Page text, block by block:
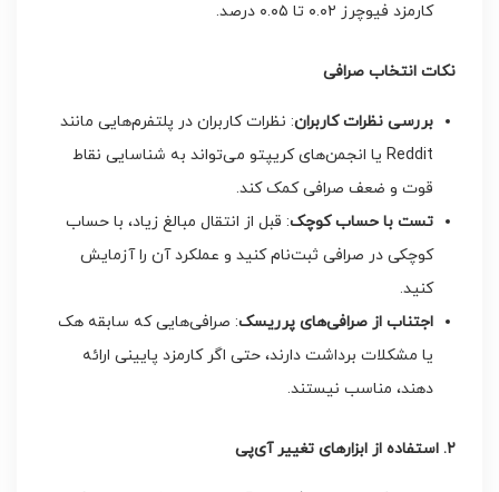
کارمزد فیوچرز ۰.۰۲ تا ۰.۰۵ درصد.
نکات انتخاب صرافی
بررسی نظرات کاربران: نظرات کاربران در پلتفرم‌هایی مانند
Reddit یا انجمن‌های کریپتو می‌تواند به شناسایی نقاط
قوت و ضعف صرافی کمک کند.
تست با حساب کوچک: قبل از انتقال مبالغ زیاد، با حساب
کوچکی در صرافی ثبت‌نام کنید و عملکرد آن را آزمایش
کنید.
اجتناب از صرافی‌های پرریسک: صرافی‌هایی که سابقه هک
یا مشکلات برداشت دارند، حتی اگر کارمزد پایینی ارائه
دهند، مناسب نیستند.
۲. استفاده از ابزارهای تغییر آی‌پی